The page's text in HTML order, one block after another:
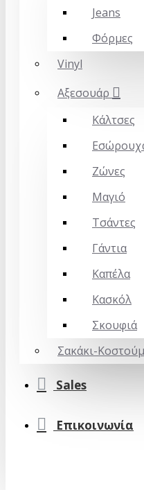
Jeans
Φόρμες
Vinyl
Αξεσουάρ
Κάλτσες
Ζώνες
Μαγιό
Τσάντες
Γάντια
Καπέλα
Κασκόλ
Σκουφιά
Σακάκι-
Sales
Επικοινωνία